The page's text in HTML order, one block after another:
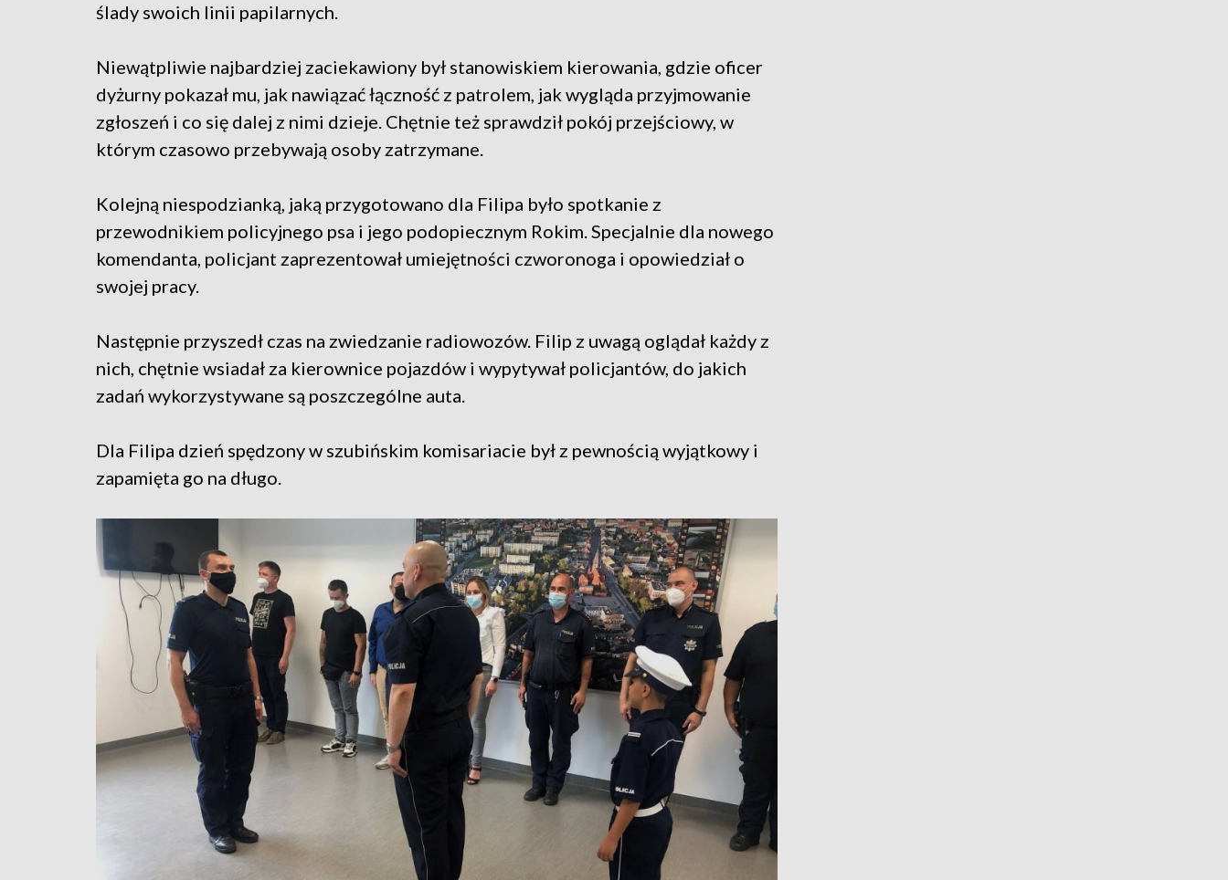
ślady swoich linii papilarnych.
Niewątpliwie najbardziej zaciekawiony był stanowiskiem kierowania, gdzie oficer
dyżurny pokazał mu, jak nawiązać łączność z patrolem, jak wygląda przyjmowanie
zgłoszeń i co się dalej z nimi dzieje. Chętnie też sprawdził pokój przejściowy, w
którym czasowo przebywają osoby zatrzymane.
Kolejną niespodzianką, jaką przygotowano dla Filipa było spotkanie z
przewodnikiem policyjnego psa i jego podopiecznym Rokim. Specjalnie dla nowego
komendanta, policjant zaprezentował umiejętności czworonoga i opowiedział o
swojej pracy.
Następnie przyszedł czas na zwiedzanie radiowozów. Filip z uwagą oglądał każdy z
nich, chętnie wsiadał za kierownice pojazdów i wypytywał policjantów, do jakich
zadań wykorzystywane są poszczególne auta.
Dla Filipa dzień spędzony w szubińskim komisariacie był z pewnością wyjątkowy i
zapamięta go na długo.